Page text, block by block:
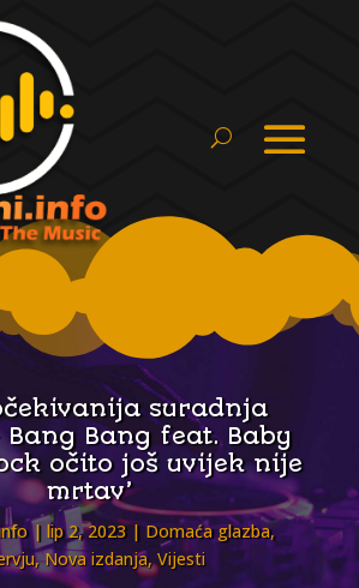
suradnja
Bang Bang feat. Baby
očito još uvijek nije
mrtav’
lip 2, 2023 Domaća glazba,
,Nova izdanja,Vijesti